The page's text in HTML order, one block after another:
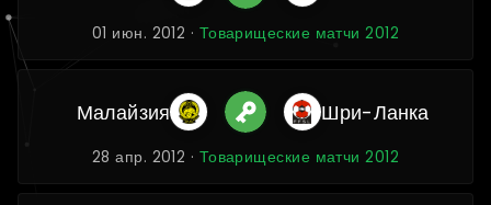
01 июн. 2012 · Товарищеские матчи 2012
Малайзия Шри-Ланка
28 апр. 2012 · Товарищеские матчи 2012